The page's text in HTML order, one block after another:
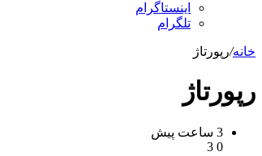
اینستاگرام
تلگرام
خانه/رپورتاژ
رپورتاژ
3 ساعت پیش
0